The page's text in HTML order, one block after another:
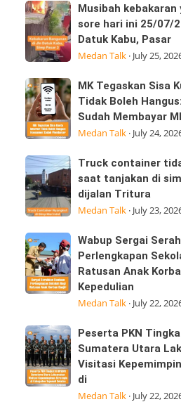
dan
Moto
GP
Edition
hadir
Musibah
kebakaran
yabg
tarjadi
sore
hari
ini
25/07/2026
dijalan
Datuk
Kabu,
Pasar
Musibah
sore hari ini 25/07/
Datuk Kabu, Pasar
Medan Talk· July 25,
MK
Tegaskan
Sisa
Kuota
Internet
Tidak
Boleh
Hangus:
Konsumen
Sudah
Membayar
MK
MK Tegaskan Sisa
Tidak Boleh
Sudah Membayar
Medan Talk· July 24,
Truck
container
tidak
tarik
pada
saat
tanjakan
di
simpang
dijalan
Tritura
Truck container
saat tanjakan di
dijalan Tritura
Medan Talk· July 23,
Wabup
Sergai
Serahkan
Bantuan
Perlengkapan
Sekolah
Bagi
Ratusan
Anak
Wabup Sergai
Perlengkapan
Ratusan Anak
Kepedulian
Medan Talk· July 22,
Peserta
PKN
Tingkat
II
Peserta PKN
Sumatera Utara
Visitasi
di
Medan Talk· July 22,